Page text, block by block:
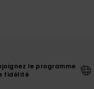
le programme
fidélité